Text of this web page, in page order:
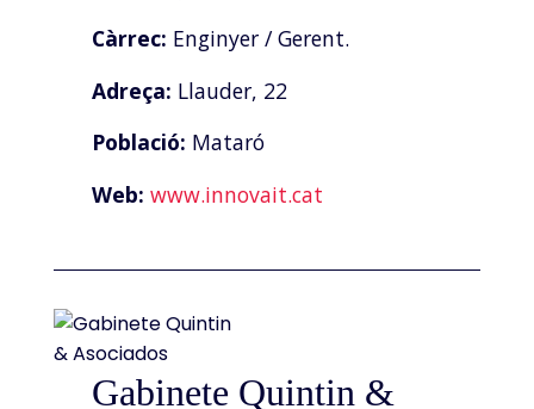
Càrrec: Enginyer / Gerent.
Adreça: Llauder, 22
Població: Mataró
Web: www.innovait.cat
Gabinete Quintin &